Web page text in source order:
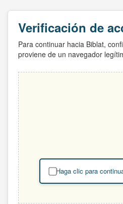
Verificación de
Para continuar hacia Biblat,
proviene de un navegador
Haga clic para